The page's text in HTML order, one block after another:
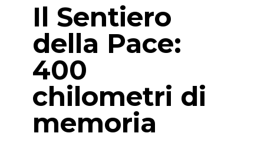
Il Sentiero
della Pace:
400
chilometri di
memoria